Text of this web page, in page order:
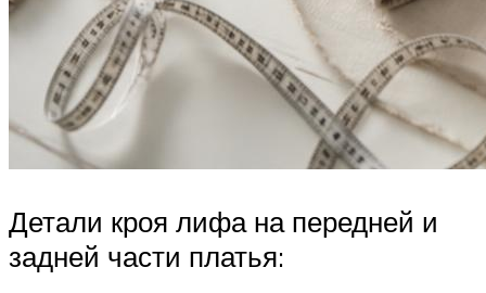
Детали кроя лифа на передней и
задней части платья: